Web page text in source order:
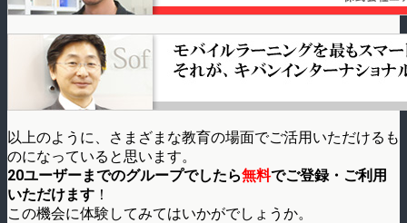
以上のように、さまざまな教育の場面でご活用いただけるも
のになっていると思います。
20ユーザーまでのグループでしたら無料でご登録・ご利用
いただけます ！
この機会に体験してみてはいかがでしょうか。